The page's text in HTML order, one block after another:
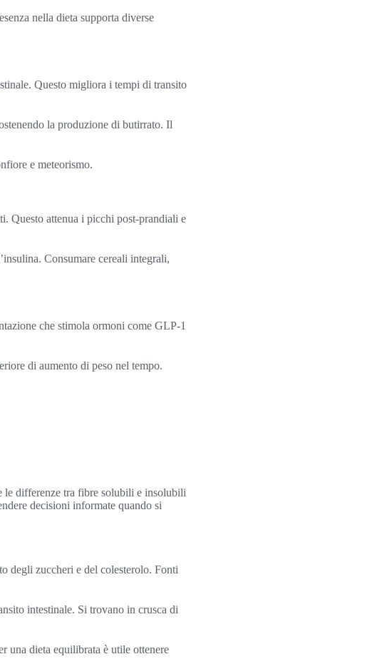
nella dieta supporta diverse
Questo migliora i tempi di transito
la produzione di butirrato. Il
e meteorismo.
Questo attenua i picchi post-prandiali e
Consumare cereali integrali,
che stimola ormoni come GLP-1
di aumento di peso nel tempo.
le differenze tra fibre solubili e insolubili
decisioni informate quando si
degli zuccheri e del colesterolo. Fonti
intestinale. Si trovano in crusca di
una dieta equilibrata è utile ottenere